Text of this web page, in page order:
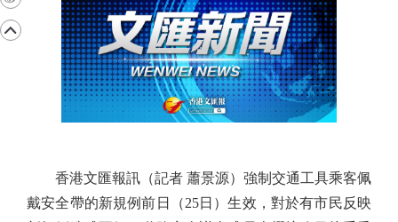
香港文匯報訊（記者 蕭景源）強制交通工具乘客佩
戴安全帶的新規例前日（25日）生效，對於有市民反映